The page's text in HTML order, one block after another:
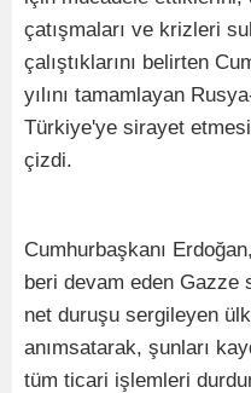
çatışmaları ve krizleri
çalıştıklarını belirten
yılını tamamlayan
Türkiye'ye sirayet
çizdi.
Cumhurbaşkanı
beri devam eden Gazze
net duruşu sergileyen
anımsatarak, şunları
tüm ticari işlemleri